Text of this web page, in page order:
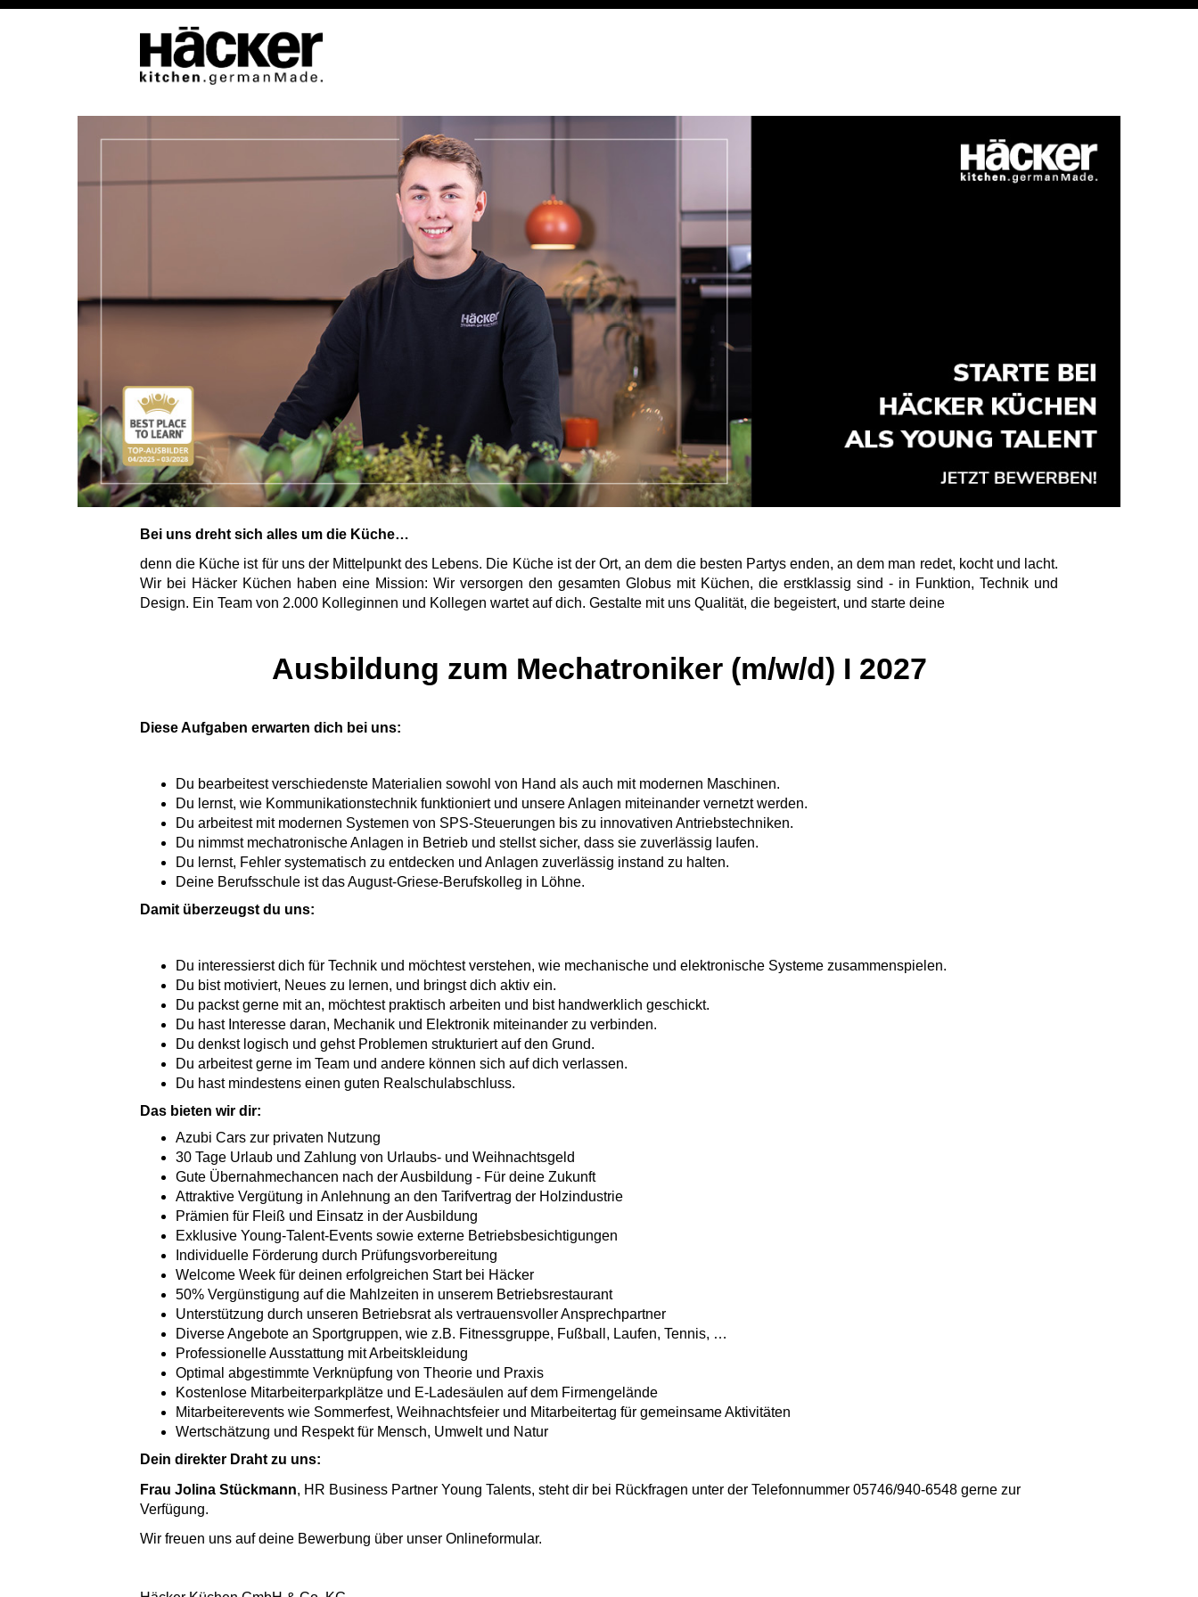
Bei uns dreht sich alles um die Küche…
denn die Küche ist für uns der Mittelpunkt des Lebens. Die Küche ist der Ort, an dem die besten Partys enden, an dem man redet, kocht und lacht.
Wir bei Häcker Küchen haben eine Mission: Wir versorgen den gesamten Globus mit Küchen, die erstklassig sind - in Funktion, Technik und
Design. Ein Team von 2.000 Kolleginnen und Kollegen wartet auf dich. Gestalte mit uns Qualität, die begeistert, und starte deine
Ausbildung zum Mechatroniker (m/w/d) I 2027
Diese Aufgaben erwarten dich bei uns:
Du bearbeitest verschiedenste Materialien sowohl von Hand als auch mit modernen Maschinen.
Du lernst, wie Kommunikationstechnik funktioniert und unsere Anlagen miteinander vernetzt werden.
Du arbeitest mit modernen Systemen von SPS-Steuerungen bis zu innovativen Antriebstechniken.
Du nimmst mechatronische Anlagen in Betrieb und stellst sicher, dass sie zuverlässig laufen.
Du lernst, Fehler systematisch zu entdecken und Anlagen zuverlässig instand zu halten.
Deine Berufsschule ist das August-Griese-Berufskolleg in Löhne.
Damit überzeugst du uns:
Du interessierst dich für Technik und möchtest verstehen, wie mechanische und elektronische Systeme zusammenspielen.
Du bist motiviert, Neues zu lernen, und bringst dich aktiv ein.
Du packst gerne mit an, möchtest praktisch arbeiten und bist handwerklich geschickt.
Du hast Interesse daran, Mechanik und Elektronik miteinander zu verbinden.
Du denkst logisch und gehst Problemen strukturiert auf den Grund.
Du arbeitest gerne im Team und andere können sich auf dich verlassen.
Du hast mindestens einen guten Realschulabschluss.
Das bieten wir dir:
Azubi Cars zur privaten Nutzung
30 Tage Urlaub und Zahlung von Urlaubs- und Weihnachtsgeld
Gute Übernahmechancen nach der Ausbildung - Für deine Zukunft
Attraktive Vergütung in Anlehnung an den Tarifvertrag der Holzindustrie
Prämien für Fleiß und Einsatz in der Ausbildung
Exklusive Young-Talent-Events sowie externe Betriebsbesichtigungen
Individuelle Förderung durch Prüfungsvorbereitung
Welcome Week für deinen erfolgreichen Start bei Häcker
50% Vergünstigung auf die Mahlzeiten in unserem Betriebsrestaurant
Unterstützung durch unseren Betriebsrat als vertrauensvoller Ansprechpartner
Diverse Angebote an Sportgruppen, wie z.B. Fitnessgruppe, Fußball, Laufen, Tennis, …
Professionelle Ausstattung mit Arbeitskleidung
Optimal abgestimmte Verknüpfung von Theorie und Praxis
Kostenlose Mitarbeiterparkplätze und E-Ladesäulen auf dem Firmengelände
Mitarbeiterevents wie Sommerfest, Weihnachtsfeier und Mitarbeitertag für gemeinsame Aktivitäten
Wertschätzung und Respekt für Mensch, Umwelt und Natur
Dein direkter Draht zu uns:
Frau Jolina Stückmann, HR Business Partner Young Talents, steht dir bei Rückfragen unter der Telefonnummer 05746/940-6548 gerne zur
Verfügung.
Wir freuen uns auf deine Bewerbung über unser Onlineformular.